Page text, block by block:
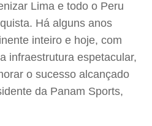
Lima e todo o Peru
Há alguns anos
inteiro e hoje, com
infraestrutura espetacular,
o sucesso alcançado
da Panam Sports,